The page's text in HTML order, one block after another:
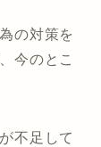
の対策を
今のとこ
不足して